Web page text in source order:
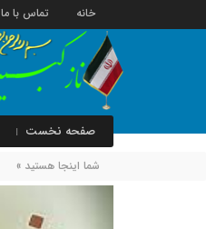
خانه تماس با ما
صفحه نخست
شما اینجا هستید »